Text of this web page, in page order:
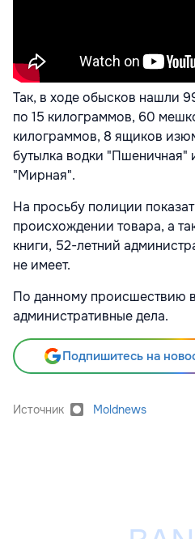
Так, в ходе обысков нашли
по 15 килограммов, 60
килограммов, 8 ящиков
бутылка водки "Пшеничная"
"Мирная".
На просьбу полиции
происхождении товара, а
книги, 52-летний
не имеет.
По данному происшествию
административные дела.
Подпишитесь на
Источник Moldnews